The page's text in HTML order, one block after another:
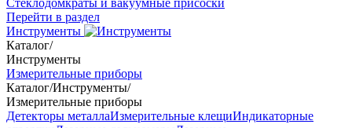
Стеклодомкраты и вакуумные присоски
Перейти в раздел
Инструменты
Каталог/
Инструменты
Измерительные приборы
Каталог/Инструменты/
Измерительные приборы
Детекторы металлаИзмерительные клещиИндикаторные